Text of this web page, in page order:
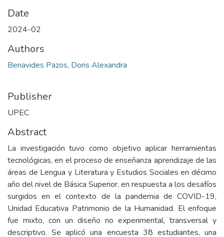
Date
2024-02
Authors
Benavides Pazos, Doris Alexandra
Publisher
UPEC
Abstract
La investigación tuvo como objetivo aplicar herramientas
tecnológicas, en el proceso de enseñanza aprendizaje de las
áreas de Lengua y Literatura y Estudios Sociales en décimo
año del nivel de Básica Superior, en respuesta a los desafíos
surgidos en el contexto de la pandemia de COVID-19,
Unidad Educativa Patrimonio de la Humanidad. El enfoque
fue mixto, con un diseño no experimental, transversal y
descriptivo. Se aplicó una encuesta 38 estudiantes, una